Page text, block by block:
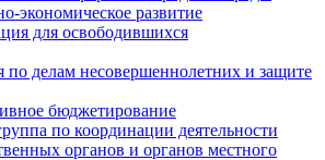
экономическое развитие
для освободившихся
по делам несовершеннолетних и защите
бюджетирование
по координации деятельности
органов и органов местного